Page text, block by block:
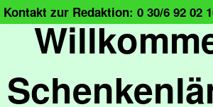
Kontakt zur Redaktion: 0 30/6 92 02